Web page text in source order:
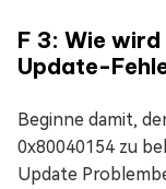
F 3: Wie wird
Update-
Beginne damit,
0x80040154 zu
Update